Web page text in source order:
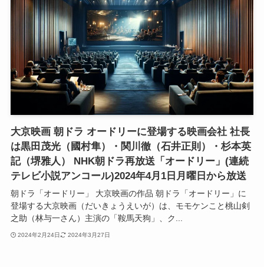
大京映画 朝ドラ オードリーに登場する映画会社 社長
は黒田茂光（國村隼）・関川徹（石井正則）・杉本英
記（堺雅人） NHK朝ドラ再放送「オードリー」(連続
テレビ小説アンコール)2024年4月1日月曜日から放送
朝ドラ「オードリー」 大京映画の作品 朝ドラ「オードリー」に
登場する大京映画（だいきょうえいが）は、モモケンこと桃山剣
之助（林与一さん）主演の「鞍馬天狗」、ク...
2024年2月24日 2024年3月27日